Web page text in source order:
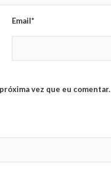
Email*
vez que eu comentar.